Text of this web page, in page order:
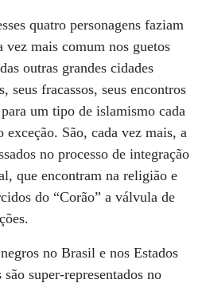
quatro personagens faziam
vez mais comum nos guetos
outras grandes cidades
seus fracassos, seus encontros
um tipo de islamismo cada
exceção. São, cada vez mais, a
no processo de integração
que encontram na religião e
do “Corão” a válvula de
no Brasil e nos Estados
super-representados no